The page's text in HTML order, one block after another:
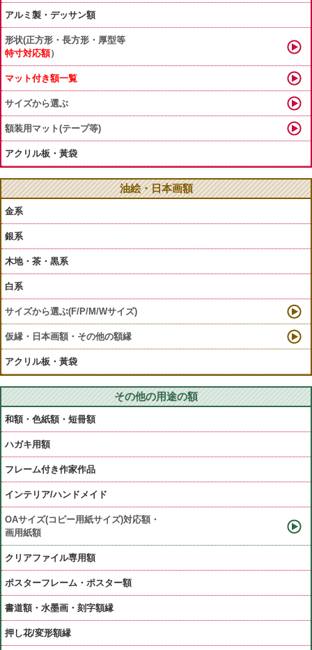
アルミ製・デッサン額
形状(正方形・長方形・厚型等
特寸対応額）
マット付き額一覧
サイズから選ぶ
額装用マット(テープ等)
アクリル板・黃袋
油絵・日本画額
金系
銀系
木地・茶・黒系
白系
サイズから選ぶ(F/P/M/Wサイズ)
仮縁・日本画額・その他の額縁
アクリル板・黃袋
その他の用途の額
和額・色紙額・短冊額
ハガキ用額
フレーム付き作家作品
インテリア/ハンドメイド
OAサイズ(コピー用紙サイズ)対応額・
画用紙額
クリアファイル専用額
ポスターフレーム・ポスター額
書道額・水墨画・刻字額縁
押し花/変形額縁